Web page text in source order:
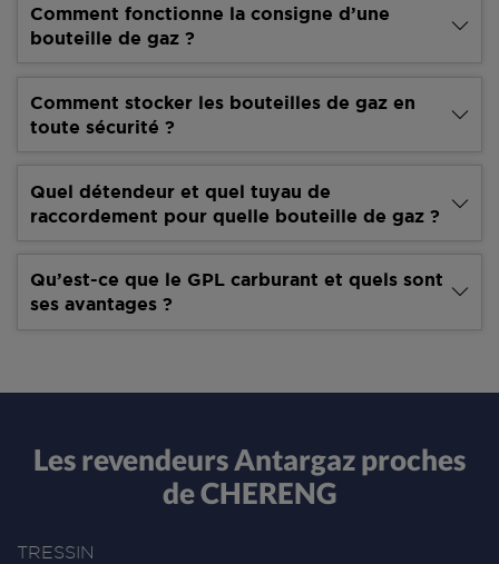
Comment fonctionne la consigne d’une
bouteille de gaz ?
Comment stocker les bouteilles de gaz en
toute sécurité ?
Quel détendeur et quel tuyau de
raccordement pour quelle bouteille de gaz ?
Qu’est-ce que le GPL carburant et quels sont
ses avantages ?
Les revendeurs Antargaz proches
de CHERENG
TRESSIN